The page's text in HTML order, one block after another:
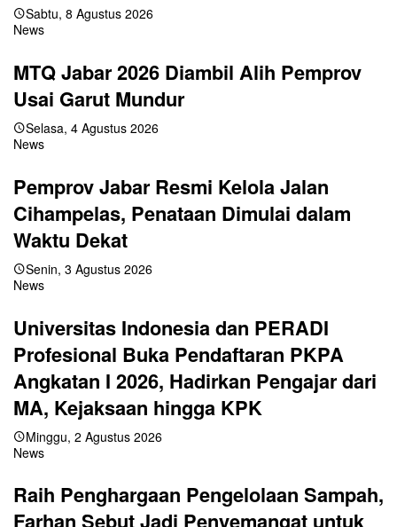
Sabtu, 8 Agustus 2026
News
MTQ Jabar 2026 Diambil Alih Pemprov
Usai Garut Mundur
Selasa, 4 Agustus 2026
News
Pemprov Jabar Resmi Kelola Jalan
Cihampelas, Penataan Dimulai dalam
Waktu Dekat
Senin, 3 Agustus 2026
News
Universitas Indonesia dan PERADI
Profesional Buka Pendaftaran PKPA
Angkatan I 2026, Hadirkan Pengajar dari
MA, Kejaksaan hingga KPK
Minggu, 2 Agustus 2026
News
Raih Penghargaan Pengelolaan Sampah,
Farhan Sebut Jadi Penyemangat untuk